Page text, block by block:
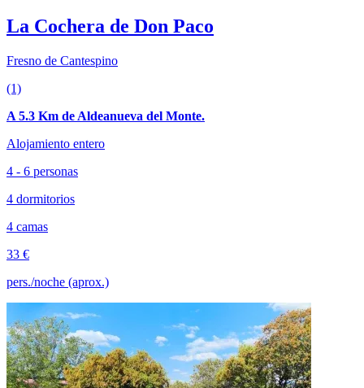
La Cochera de Don Paco
Fresno de Cantespino
(1)
A 5.3 Km de Aldeanueva del Monte.
Alojamiento entero
4 - 6 personas
4 dormitorios
4 camas
33 €
pers./noche (aprox.)